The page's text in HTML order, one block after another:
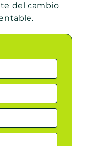
del cambio